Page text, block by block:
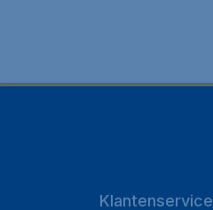
Klantenservice